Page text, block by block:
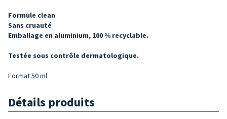
Formule clean
Sans cruauté
Emballage en aluminium, 100 % recyclable.
Testée sous contrôle dermatologique.
Format 50 ml
Détails produits